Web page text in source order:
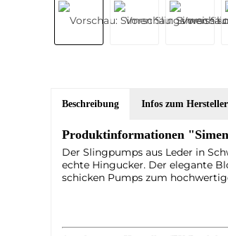
Beschreibung Infos zum Hersteller
Produktinformationen
Der Slingpumps aus Leder in
echte Hingucker. Der elegante
schicken Pumps zum